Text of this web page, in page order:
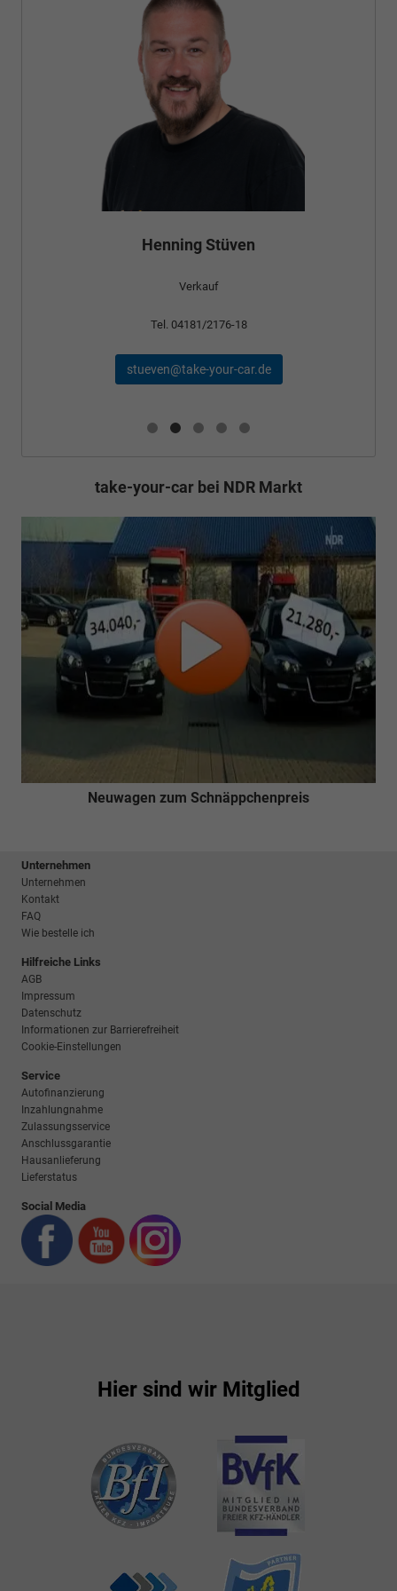
Henning Stüven
Verkauf
Tel. 04181/2176-18
stueven@take-your-car.de
take-your-car bei NDR Markt
Neuwagen zum Schnäppchenpreis
Unternehmen
Unternehmen
Kontakt
FAQ
Wie bestelle ich
Hilfreiche Links
AGB
Impressum
Datenschutz
Informationen zur Barrierefreiheit
Cookie-Einstellungen
Service
Autofinanzierung
Inzahlungnahme
Zulassungsservice
Anschlussgarantie
Hausanlieferung
Lieferstatus
Social Media
Hier sind wir Mitglied